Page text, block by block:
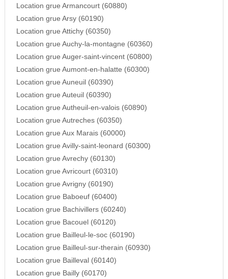
Location grue Armancourt (60880)
Location grue Arsy (60190)
Location grue Attichy (60350)
Location grue Auchy-la-montagne (60360)
Location grue Auger-saint-vincent (60800)
Location grue Aumont-en-halatte (60300)
Location grue Auneuil (60390)
Location grue Auteuil (60390)
Location grue Autheuil-en-valois (60890)
Location grue Autreches (60350)
Location grue Aux Marais (60000)
Location grue Avilly-saint-leonard (60300)
Location grue Avrechy (60130)
Location grue Avricourt (60310)
Location grue Avrigny (60190)
Location grue Baboeuf (60400)
Location grue Bachivillers (60240)
Location grue Bacouel (60120)
Location grue Bailleul-le-soc (60190)
Location grue Bailleul-sur-therain (60930)
Location grue Bailleval (60140)
Location grue Bailly (60170)